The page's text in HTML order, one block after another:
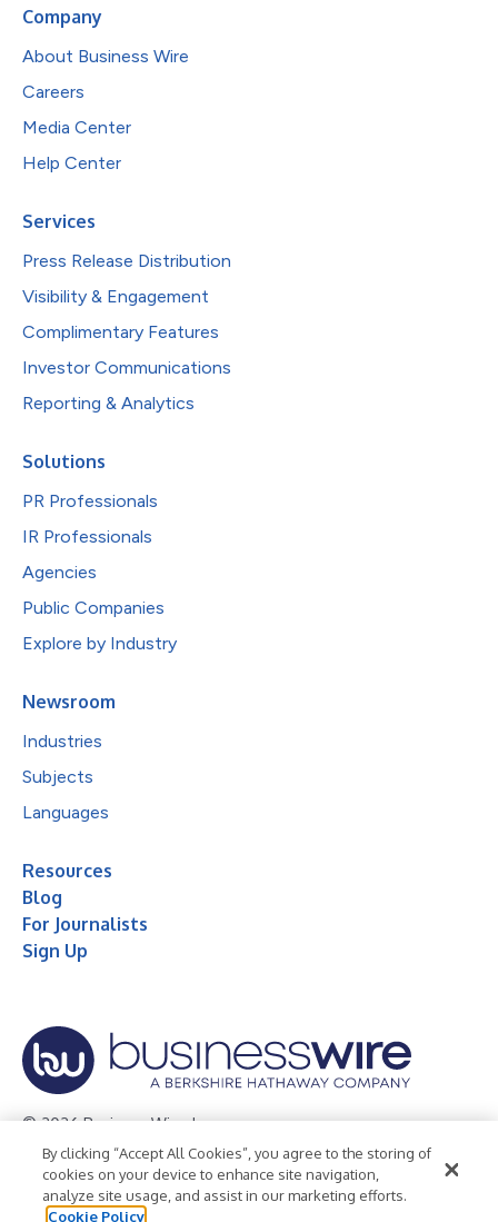
Company
About Business Wire
Careers
Media Center
Help Center
Services
Press Release Distribution
Visibility & Engagement
Complimentary Features
Investor Communications
Reporting & Analytics
Solutions
PR Professionals
IR Professionals
Agencies
Public Companies
Explore by Industry
Newsroom
Industries
Subjects
Languages
Resources
Blog
For Journalists
Sign Up
© 2026 Business Wire, Inc.
Privacy Policy Cookie Policy
Accessibility Statement
Terms of Use
Legal
By clicking “Accept All Cookies”, you agree to the storing of
cookies on your device to enhance site navigation,
analyze site usage, and assist in our marketing efforts.
Cookie Policy